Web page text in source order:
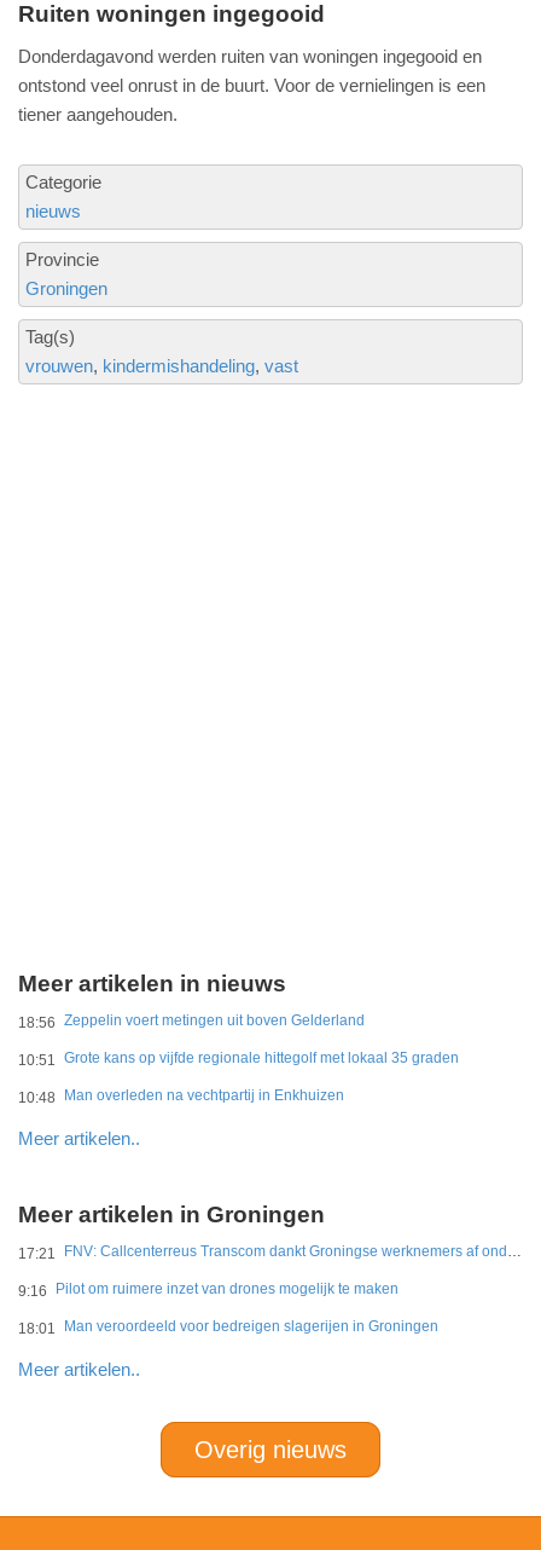
Ruiten woningen ingegooid
Donderdagavond werden ruiten van woningen ingegooid en
ontstond veel onrust in de buurt. Voor de vernielingen is een
tiener aangehouden.
Categorie
nieuws
Provincie
Groningen
Tag(s)
vrouwen kindermishandeling vast
Meer artikelen in nieuws
18:56 Zeppelin voert metingen uit boven Gelderland
10:51 Grote kans op vijfde regionale hittegolf met lokaal 35 graden
10:48 Man overleden na vechtpartij in Enkhuizen
Meer artikelen..
Meer artikelen in Groningen
17:21 FNV: Callcenterreus Transcom dankt Groningse werknemers af ondanks miljoenenwinsten
9:16 Pilot om ruimere inzet van drones mogelijk te maken
18:01 Man veroordeeld voor bedreigen slagerijen in Groningen
Meer artikelen..
Overig nieuws